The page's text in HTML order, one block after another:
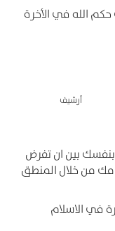
الله في الأخرة
أرشيف
بين ان تفرض
من خلال المنطق
في الاسلام